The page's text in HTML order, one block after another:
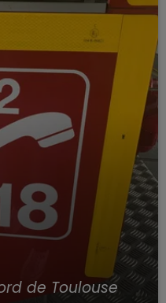
de Toulouse